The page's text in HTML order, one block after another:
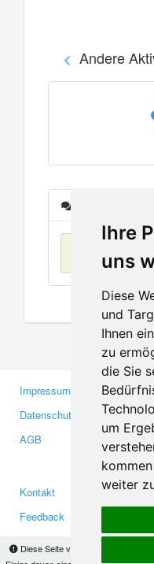
Ihre
uns
Diese
und
Ihnen
zu
die Sie
um
weiter
Diese Seite verwendet Cookies,
Andere
Keine
Impressum
Datenschutzerklärung
AGB
Kontakt
Feedback